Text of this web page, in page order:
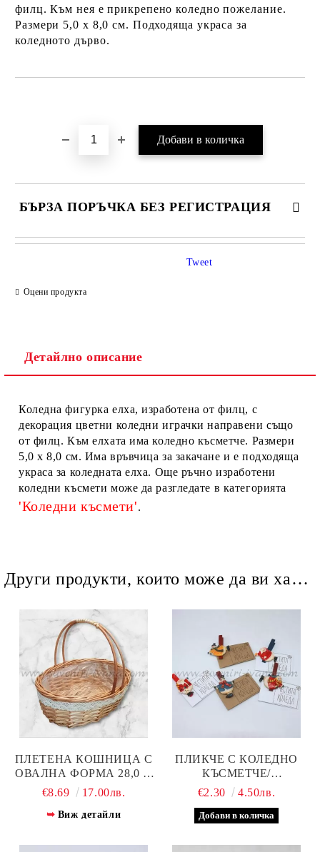
филц. Към нея е прикрепено коледно пожелание.
Размери 5,0 х 8,0 см. Подходяща украса за
коледното дърво.
БЪРЗА ПОРЪЧКА БЕЗ РЕГИСТРАЦИЯ
Оцени продукта
Tweet
Детайлно описание
Коледна фигурка елха, изработена от филц, с
декорация цветни коледни играчки направени също
от филц. Към елхата има коледно късметче. Размери
5,0 х 8,0 см. Има връвчица за закачане и е подходяща
украса за коледната елха. Още ръчно изработени
коледни късмети може да разгледате в категорията
'Коледни късмети'.
Други продукти, които може да ви харесат
ПЛЕТЕНА КОШНИЦА С
ОВАЛНА ФОРМА 28,0 Х
23,0 СМ
€8.69 17.00лв.
Виж детайли
ПЛИКЧЕ С КОЛЕДНО
КЪСМЕТЧЕ/
ПОЖЕЛАНИЕ И ЩИПКА
ОТ ПОЛИРЕЗИН
€2.30 4.50лв.